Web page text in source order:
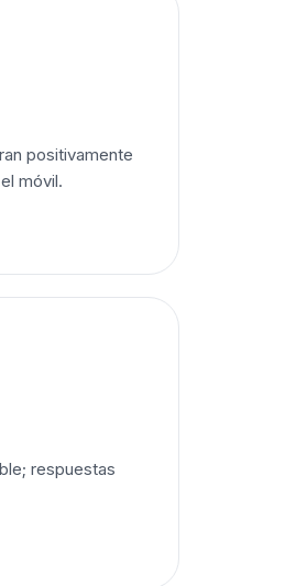
positivamente
móvil.
respuestas